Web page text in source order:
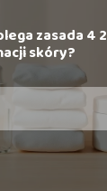
zasada 4 2
skóry?